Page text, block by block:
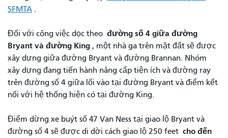
SFMTA .
Đối với công việc dọc theo đường số 4 giữa đường
Bryant và đường King , một nhà ga trên mặt đất sẽ được
xây dựng giữa đường Bryant và đường Brannan. Nhóm
xây dựng đang tiến hành nâng cấp tiện ích và đường ray
trên đường số 4 giữa lối vào tại đường Bryant và điểm kết
nối với hệ thống hiện có tại đường King.
Điểm dừng xe buýt số 47 Van Ness tại giao lộ Bryant và
đường số 4 sẽ được di dời cách giao lộ 250 feet cho đến